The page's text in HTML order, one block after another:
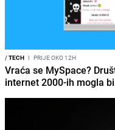
/TECH I PRIJE OKO 12H
Vraća se MySpace?
internet 2000-ih mogla